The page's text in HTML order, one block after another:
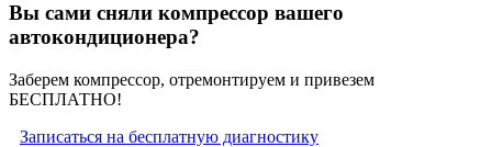
Вы сами сняли компрессор вашего
автокондиционера?
Заберем компрессор, отремонтируем и привезем
БЕСПЛАТНО!
Записаться на бесплатную диагностику